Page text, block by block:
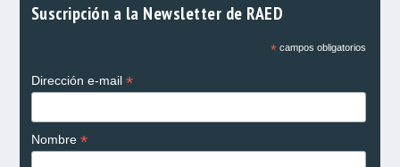
Suscripción a la Newsletter de RAED
*campos obligatorios
Dirección e-mail *
Nombre *